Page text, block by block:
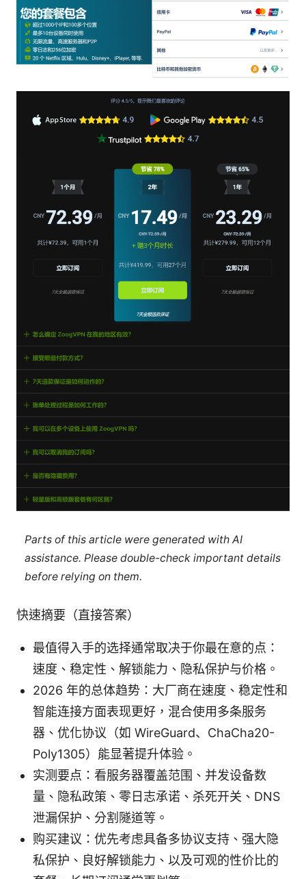
Parts of this article were generated with AI
assistance. Please double-check important details
before relying on them.
快速摘要（直接答案）
最值得入手的选择通常取决于你最在意的点：
速度、稳定性、解锁能力、隐私保护与价格。
2026 年的总体趋势：大厂商在速度、稳定性和
智能连接方面表现更好，混合使用多条服务
器、优化协议（如 WireGuard、ChaCha20-
Poly1305）能显著提升体验。
实测要点：看服务器覆盖范围、并发设备数
量、隐私政策、零日志承诺、杀死开关、DNS
泄漏保护、分割隧道等。
购买建议：优先考虑具备多协议支持、强大隐
私保护、良好解锁能力、以及可观的性价比的